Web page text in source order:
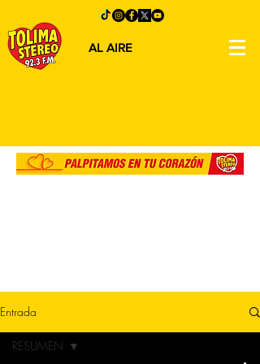
AL AIRE
Entrada
RESUMEN